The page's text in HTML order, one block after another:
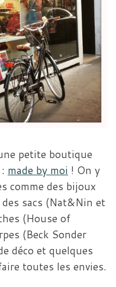
petite boutique
made by moi ! On y
comme des bijoux
des sacs (Nat&Nin et
(House of
(Beck Sonder
déco et quelques
toutes les envies.